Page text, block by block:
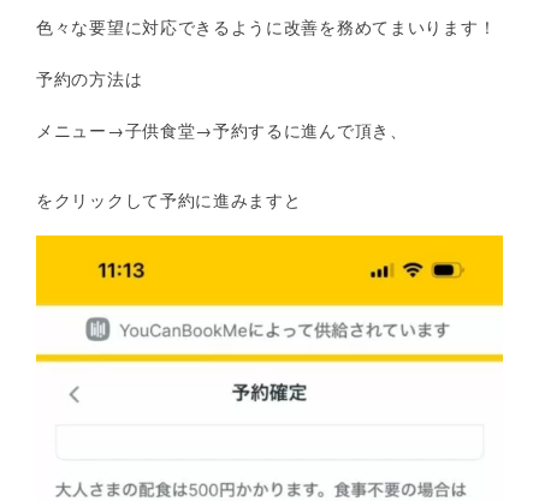
色々な要望に対応できるように改善を務めてまいります！
予約の方法は
メニュー→子供食堂→予約するに進んで頂き、
をクリックして予約に進みますと